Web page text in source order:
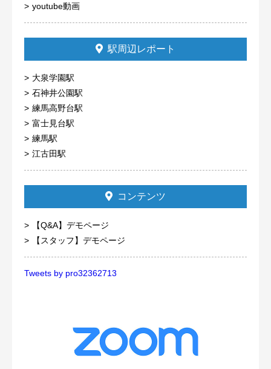
youtube動画
駅周辺レポート
大泉学園駅
石神井公園駅
練馬高野台駅
富士見台駅
練馬駅
江古田駅
コンテンツ
【Q&A】デモページ
【スタッフ】デモページ
Tweets by pro32362713